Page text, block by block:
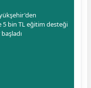
5 bin TL eğitim desteği